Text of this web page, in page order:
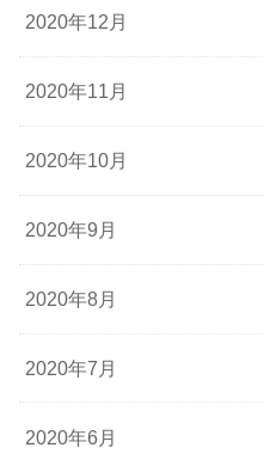
2020年12月
2020年11月
2020年10月
2020年9月
2020年8月
2020年7月
2020年6月